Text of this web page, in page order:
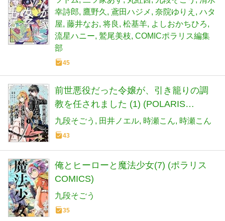
幸詩郎 鷹野久 鳶田ハジメ 奈院ゆりえ
ハタ
屋 藤井なお 将良 松基羊 よしおかちひろ
流星ハニー 鷲尾美枝 COMICポラリス編集
部
45
前世悪役だった令嬢が、引き籠りの調
教を任されました (1) (POLARIS
COMICS)
九段そごう 田井ノエル 時瀬こん 時瀬こん
43
俺とヒーローと魔法少女(7) (ポラリス
COMICS)
九段そごう
35